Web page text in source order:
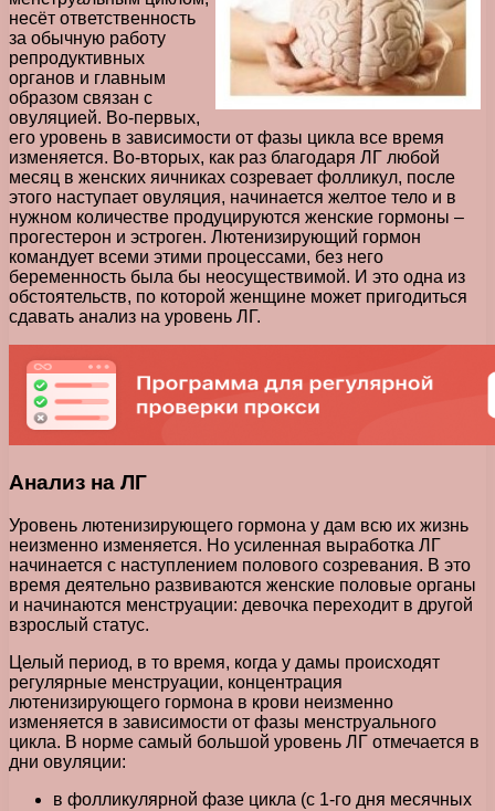
несёт ответственность
за обычную работу
репродуктивных
органов и главным
образом связан с
овуляцией. Во-первых,
его уровень в зависимости от фазы цикла все время
изменяется. Во-вторых, как раз благодаря ЛГ любой
месяц в женских яичниках созревает фолликул, после
этого наступает овуляция, начинается желтое тело и в
нужном количестве продуцируются женские гормоны –
прогестерон и эстроген. Лютенизирующий гормон
командует всеми этими процессами, без него
беременность была бы неосуществимой. И это одна из
обстоятельств, по которой женщине может пригодиться
сдавать анализ на уровень ЛГ.
Анализ на ЛГ
Уровень лютенизирующего гормона у дам всю их жизнь
неизменно изменяется. Но усиленная выработка ЛГ
начинается с наступлением полового созревания. В это
время деятельно развиваются женские половые органы
и начинаются менструации: девочка переходит в другой
взрослый статус.
Целый период, в то время, когда у дамы происходят
регулярные менструации, концентрация
лютенизирующего гормона в крови неизменно
изменяется в зависимости от фазы менструального
цикла. В норме самый большой уровень ЛГ отмечается в
дни овуляции:
в фолликулярной фазе цикла (с 1-го дня месячных